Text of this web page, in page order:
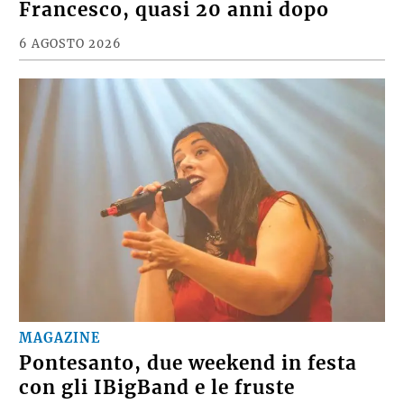
Francesco, quasi 20 anni dopo
6 AGOSTO 2026
MAGAZINE
Pontesanto, due weekend in festa
con gli IBigBand e le fruste